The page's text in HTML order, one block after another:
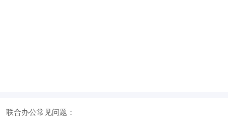
联合办公常见问题：